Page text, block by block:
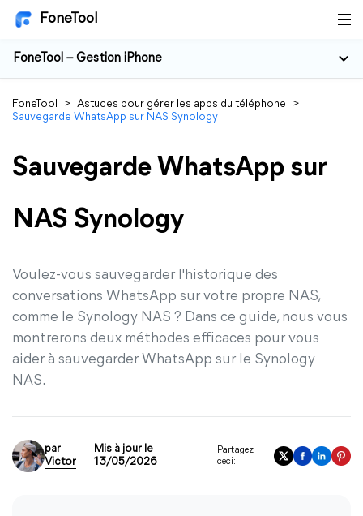
FoneTool
FoneTool – Gestion iPhone
FoneTool > Astuces pour gérer les apps du téléphone
>
Sauvegarde WhatsApp sur NAS Synology
Sauvegarde WhatsApp sur
NAS Synology
Voulez-vous sauvegarder l'historique des
conversations WhatsApp sur votre propre NAS,
comme le Synology NAS ? Dans ce guide, nous vous
montrerons deux méthodes efficaces pour vous
aider à sauvegarder WhatsApp sur le Synology
NAS.
par
Victor
Mis à jour le
13/05/2026
Partagez
ceci: